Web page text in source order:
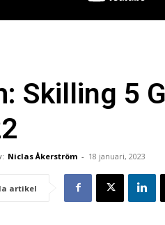
Skilling 5
Niclas Åkerström - 18 januari, 2023
artikel